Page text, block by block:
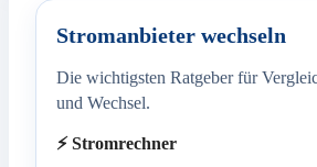
Stromanbieter wechseln
Die wichtigsten Ratgeber für
und Wechsel.
⚡ Stromrechner